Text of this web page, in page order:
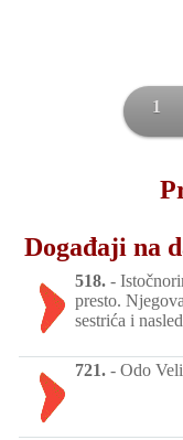
1
Događaji na
518. -
presto.
sestrića i
721. - Odo